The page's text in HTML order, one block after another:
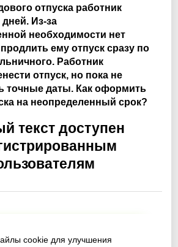
cookie для улучшения
отпуска работник
Из-за
необходимости нет
ему отпуск сразу по
Работник
отпуск, но пока не
точные даты. Как оформить
на неопределенный срок?
текст доступен
доступ